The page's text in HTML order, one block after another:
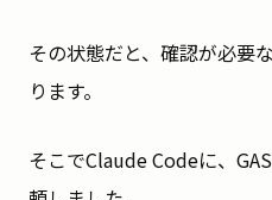
その状態だと、確認が必要
ります。
そこでClaude Codeに、